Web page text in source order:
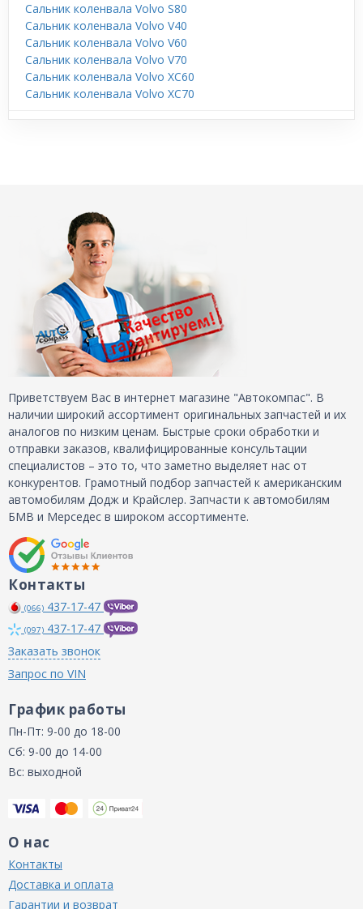
Сальник коленвала Volvo S80
Сальник коленвала Volvo V40
Сальник коленвала Volvo V60
Сальник коленвала Volvo V70
Сальник коленвала Volvo XC60
Сальник коленвала Volvo XC70
Приветствуем Вас в интернет магазине "Автокомпас". В
наличии широкий ассортимент оригинальных запчастей и их
аналогов по низким ценам. Быстрые сроки обработки и
отправки заказов, квалифицированные консультации
специалистов – это то, что заметно выделяет нас от
конкурентов. Грамотный подбор запчастей к американским
автомобилям Додж и Крайслер. Запчасти к автомобилям
БМВ и Мерседес в широком ассортименте.
Контакты
(066) 437-17-47
(097) 437-17-47
Заказать звонок
Запрос по VIN
График работы
Пн-Пт: 9-00 до 18-00
Сб: 9-00 до 14-00
Вс: выходной
О нас
Контакты
Доставка и оплата
Гарантии и возврат